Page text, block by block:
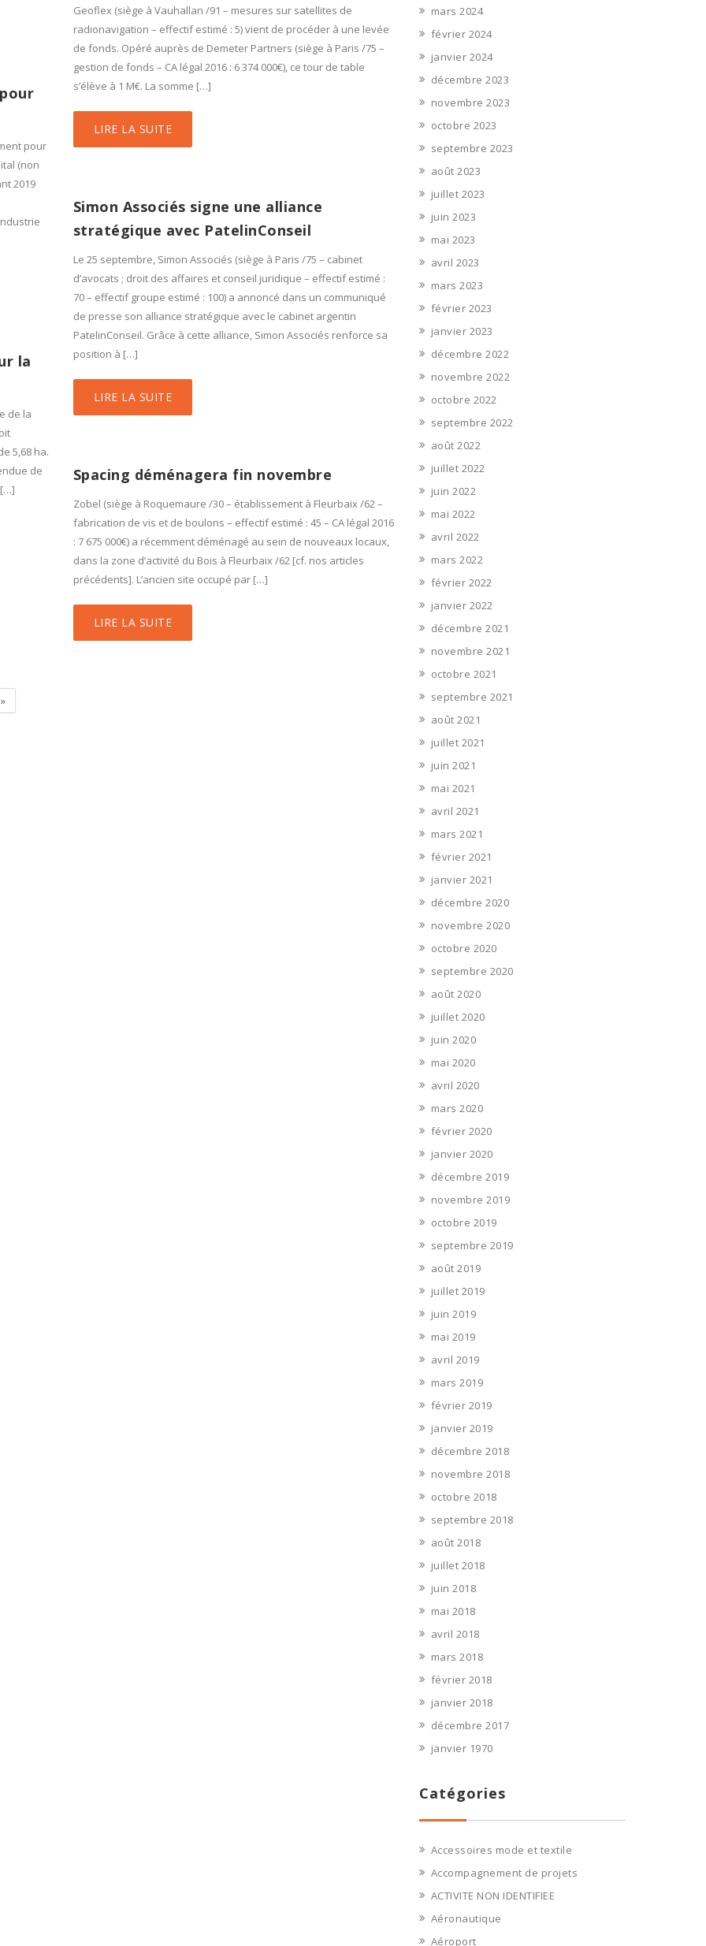
Geoflex (siège à Vauhallan /91 – mesures sur satellites de
radionavigation – effectif estimé : 5) vient de procéder à une levée
de fonds. Opéré auprès de Demeter Partners (siège à Paris /75 –
gestion de fonds – CA légal 2016 : 6 374 000€), ce tour de table
s’élève à 1 M€. La somme […]
LIRE LA SUITE
pour
(non
2019
Simon Associés signe une alliance
stratégique avec PatelinConseil
Le 25 septembre, Simon Associés (siège à Paris /75 – cabinet
d’avocats ; droit des affaires et conseil juridique – effectif estimé :
70 – effectif groupe estimé : 100) a annoncé dans un communiqué
de presse son alliance stratégique avec le cabinet argentin
PatelinConseil. Grâce à cette alliance, Simon Associés renforce sa
position à […]
LIRE LA SUITE
la
de la
5,68 ha.
de
[…]
Spacing déménagera fin novembre
Zobel (siège à Roquemaure /30 – établissement à Fleurbaix /62 –
fabrication de vis et de boulons – effectif estimé : 45 – CA légal 2016
: 7 675 000€) a récemment déménagé au sein de nouveaux locaux,
dans la zone d’activité du Bois à Fleurbaix /62 [cf. nos articles
précédents]. L’ancien site occupé par […]
LIRE LA SUITE
»
mars 2024
février 2024
janvier 2024
décembre 2023
novembre 2023
octobre 2023
septembre 2023
août 2023
juillet 2023
juin 2023
mai 2023
avril 2023
mars 2023
février 2023
janvier 2023
décembre 2022
novembre 2022
octobre 2022
septembre 2022
août 2022
juillet 2022
juin 2022
mai 2022
avril 2022
mars 2022
février 2022
janvier 2022
décembre 2021
novembre 2021
octobre 2021
septembre 2021
août 2021
juillet 2021
juin 2021
mai 2021
avril 2021
mars 2021
février 2021
janvier 2021
décembre 2020
novembre 2020
octobre 2020
septembre 2020
août 2020
juillet 2020
juin 2020
mai 2020
avril 2020
mars 2020
février 2020
janvier 2020
décembre 2019
novembre 2019
octobre 2019
septembre 2019
août 2019
juillet 2019
juin 2019
mai 2019
avril 2019
mars 2019
février 2019
janvier 2019
décembre 2018
novembre 2018
octobre 2018
septembre 2018
août 2018
juillet 2018
juin 2018
mai 2018
avril 2018
mars 2018
février 2018
janvier 2018
décembre 2017
janvier 1970
Catégories
Accessoires mode et textile
Accompagnement de projets
ACTIVITE NON IDENTIFIEE
Aéronautique
Aéroport